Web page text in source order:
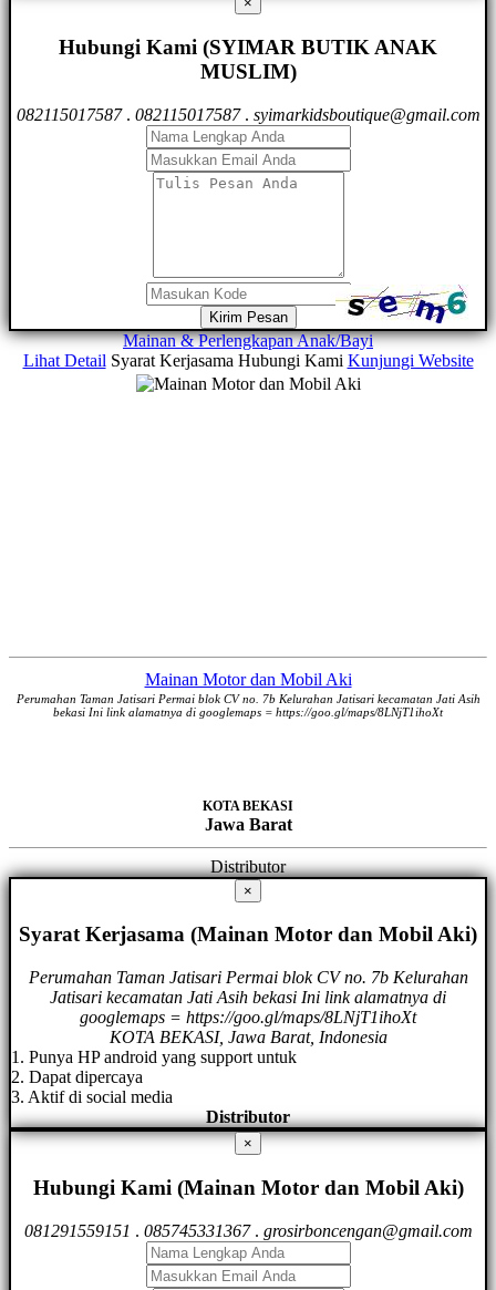
Hubungi Kami (SYIMAR BUTIK ANAK
MUSLIM)
082115017587. 082115017587. syimarkidsboutique@gmail.com
Kirim Pesan
Mainan & Perlengkapan Anak/Bayi
Lihat Detail Syarat Kerjasama Hubungi Kami Kunjungi Website
Mainan Motor dan Mobil Aki
Perumahan Taman Jatisari Permai blok CV no. 7b Kelurahan Jatisari kecamatan Jati Asih
bekasi Ini link alamatnya di googlemaps = https://goo.gl/maps/8LNjT1ihoXt
KOTA BEKASI
Jawa Barat
Distributor
×
Syarat Kerjasama (Mainan Motor dan Mobil Aki)
Perumahan Taman Jatisari Permai blok CV no. 7b Kelurahan
Jatisari kecamatan Jati Asih bekasi Ini link alamatnya di
googlemaps = https://goo.gl/maps/8LNjT1ihoXt
KOTA BEKASI, Jawa Barat, Indonesia
1. Punya HP android yang support untuk
2. Dapat dipercaya
3. Aktif di social media
Distributor
×
Hubungi Kami (Mainan Motor dan Mobil Aki)
081291559151 . 085745331367. grosirboncengan@gmail.com